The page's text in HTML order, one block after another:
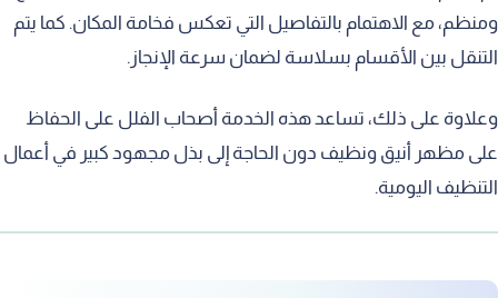
ومنظم، مع الاهتمام بالتفاصيل التي تعكس فخامة المكان. كما يتم
التنقل بين الأقسام بسلاسة لضمان سرعة الإنجاز.
وعلاوة على ذلك، تساعد هذه الخدمة أصحاب الفلل على الحفاظ
على مظهر أنيق ونظيف دون الحاجة إلى بذل مجهود كبير في أعمال
التنظيف اليومية.